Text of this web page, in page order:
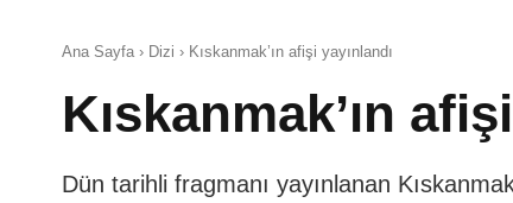
Ana Sayfa › Dizi › Kıskanmak’ın afişi yayınlandı
Kıskanmak’ın
Dün tarihli fragmanı yayınlanan